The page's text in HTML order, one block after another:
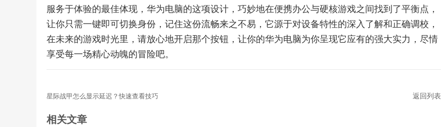
服务于体验的最佳体现，华为电脑的这项设计，巧妙地在便携办公与硬核游戏之间找到了平衡点，
让你只需一键即可切换身份，记住这份流畅来之不易，它源于对设备特性的深入了解和正确调校，
在未来的游戏时光里，请放心地开启那个按钮，让你的华为电脑为你呈现它应有的强大实力，尽情
享受每一场精心动魄的冒险吧。
星际战甲怎么显示延迟？快速查看技巧 返回列表
相关文章